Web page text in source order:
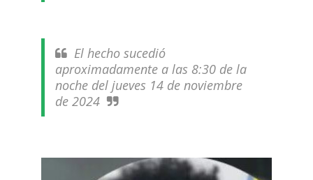
El hecho sucedió
aproximadamente a las 8:30 de la
noche del jueves 14 de noviembre
de 2024